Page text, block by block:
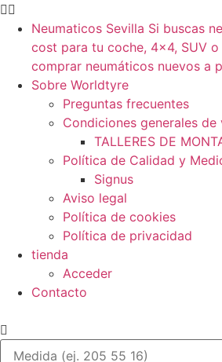
Neumaticos Sevilla Si buscas
cost para tu coche, 4×4, SUV
comprar neumáticos nuevos a
Sobre Worldtyre
Preguntas frecuentes
Condiciones generales de
TALLERES DE
Política de Calidad y
Signus
Aviso legal
Política de cookies
Política de privacidad
tienda
Acceder
Contacto